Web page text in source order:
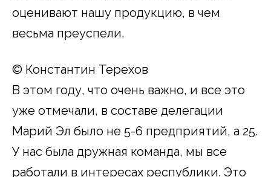
оценивают нашу продукцию, в чем
весьма преуспели.
© Константин Терехов
В этом году, что очень важно, и все это
уже отмечали, в составе делегации
Марий Эл было не 5-6 предприятий, а 25.
У нас была дружная команда, мы все
работали в интересах республики. Это